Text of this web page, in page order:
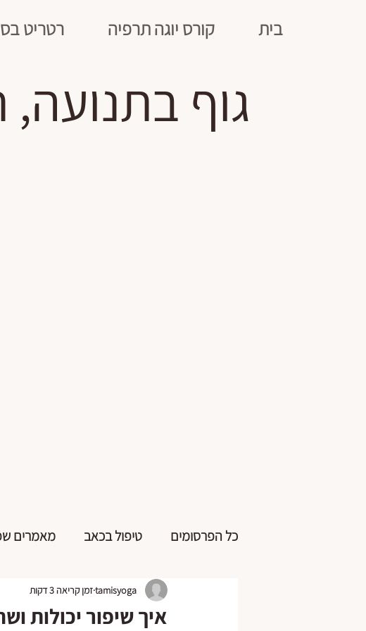
בית קורס יוגה תרפיה רטריט
גוף
כל הפרסומים טיפול בכאב מאמרים
איך שיפור יכולות
tamisyogaזמן קריאה 3 דקות